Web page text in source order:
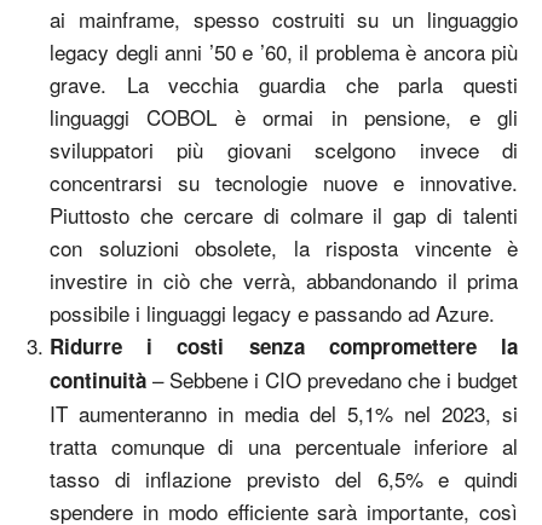
ai mainframe, spesso costruiti su un linguaggio
legacy degli anni ’50 e ’60, il problema è ancora più
grave. La vecchia guardia che parla questi
linguaggi COBOL è ormai in pensione, e gli
sviluppatori più giovani scelgono invece di
concentrarsi su tecnologie nuove e innovative.
Piuttosto che cercare di colmare il gap di talenti
con soluzioni obsolete, la risposta vincente è
investire in ciò che verrà, abbandonando il prima
possibile i linguaggi legacy e passando ad Azure.
Ridurre i costi senza compromettere la
continuità – Sebbene i CIO prevedano che i budget
IT aumenteranno in media del 5,1% nel 2023, si
tratta comunque di una percentuale inferiore al
tasso di inflazione previsto del 6,5% e quindi
spendere in modo efficiente sarà importante, così